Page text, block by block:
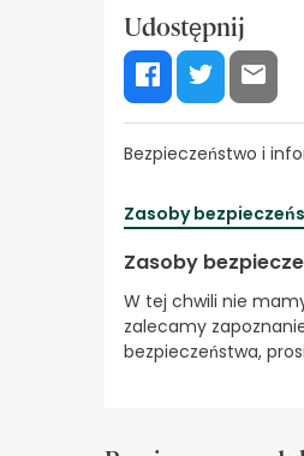
Bestsellery
Health Points
Udostępnij
Bezpieczeństwo i
Zasoby
Zasoby
W tej chwili nie
zalecamy
bezpieczeństwa,